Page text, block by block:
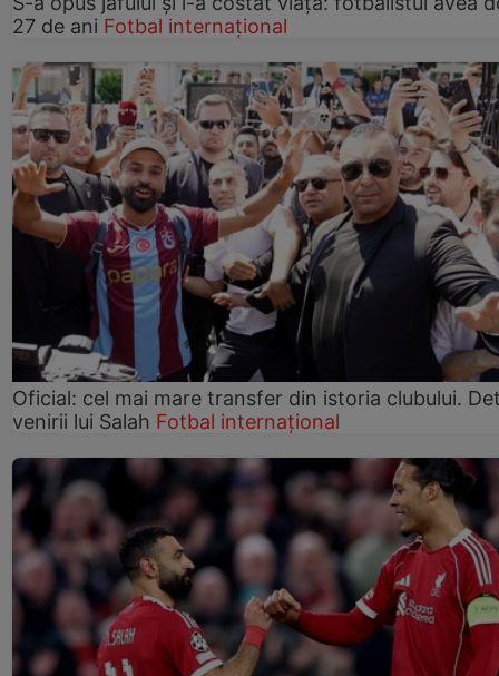
27 de ani Fotbal internațional
Oficial: cel mai mare transfer din istoria clubului.
venirii lui Salah Fotbal internațional